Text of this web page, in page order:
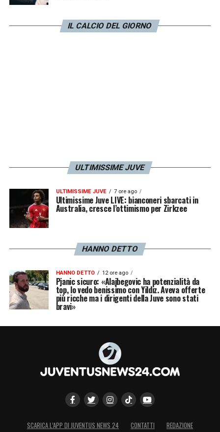
IL CALCIO DEL GIORNO
ULTIMISSIME JUVE
ULTIMISSIME JUVE 7 ore ago
Ultimissime Juve LIVE: bianconeri sbarcati in
Australia, cresce l’ottimismo per Zirkzee
HANNO DETTO
HANNO DETTO 12 ore ago
Pjanic sicuro: «Alajbegovic ha potenzialità da
top, lo vedo benissimo con Yildiz. Aveva offerte
più ricche ma i dirigenti della Juve sono stati
bravi»
SCARICA L’APP DI JUVENTUS NEWS 24 CONTATTI REDAZIONE